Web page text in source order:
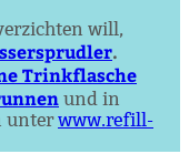
will,
.
Trinkflasche
und in
unterwww.refill-